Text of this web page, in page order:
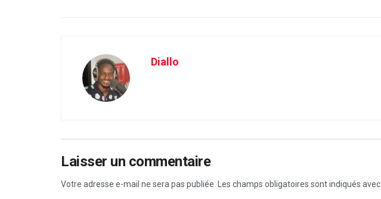
Diallo
Laisser un commentaire
Votre adresse e-mail ne sera pas publiée. Les champs obligatoires sont indiqués avec